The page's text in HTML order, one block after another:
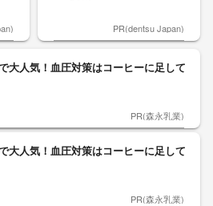
PR(dentsu Japan)
大人気！血圧対策はコーヒーに足して
PR(森永乳業)
大人気！血圧対策はコーヒーに足して
PR(森永乳業)